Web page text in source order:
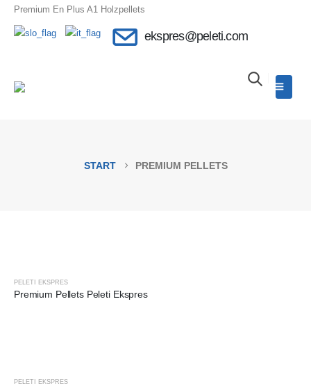
Premium En Plus A1 Holzpellets
ekspres@peleti.com
START PREMIUM PELLETS
PELETI EKSPRES
Premium Pellets Peleti Ekspres
PELETI EKSPRES